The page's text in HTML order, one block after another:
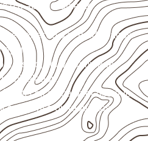
e o aproveitamento
e proteção das bordas após
o solo, chuva, umidade
técnico qualquer uso que
intensa ou requisitos